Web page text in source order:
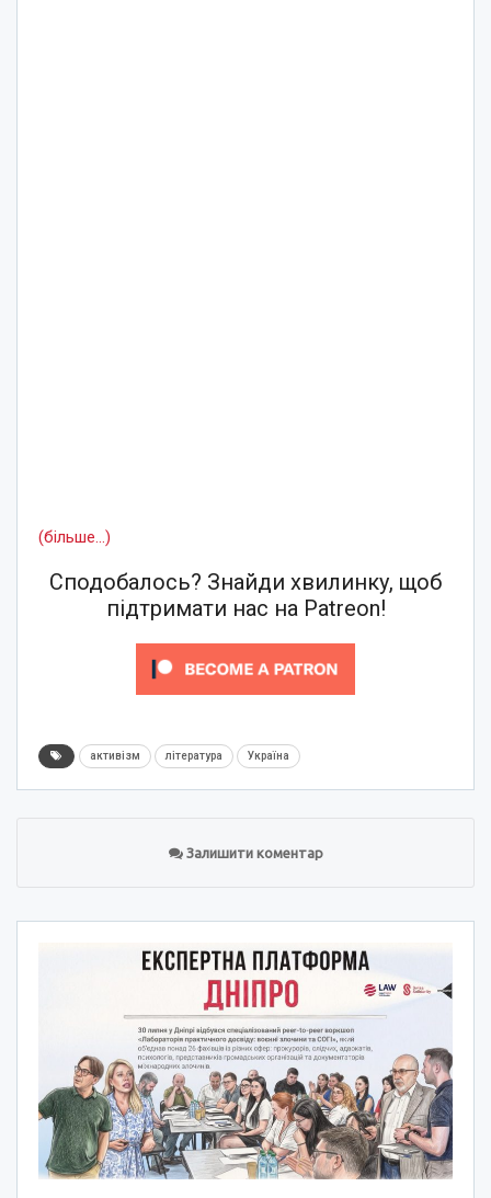
(більше…)
Сподобалось? Знайди хвилинку, щоб
підтримати нас на Patreon!
активізм література Україна
Залишити коментар